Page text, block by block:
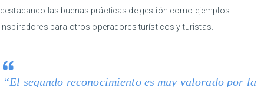
destacando las buenas prácticas de gestión como ejemplos
inspiradores para otros operadores turísticos y turistas.
“El segundo reconocimiento es muy valorado por la